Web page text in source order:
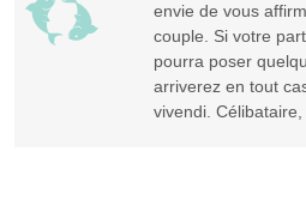
envie de vous
couple. Si votre
pourra poser
arriverez en tout
vivendi. Célibataire,